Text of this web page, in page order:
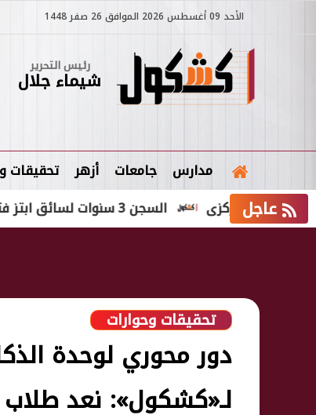
الأحد 09 أغسطس 2026 الموافق 26 صفر 1448
رئيس التحرير
شيماء جلال
مدارس جامعات أزهر تحقيقات
عاجل السجن 3 سنوات لسائق ابتز فتاة بصورها الخاصة فى الإسكندرية المركزى
تحقيقات وحوارات
دور محوري لوحدة
لـ«كشكول»: نعد طلاب